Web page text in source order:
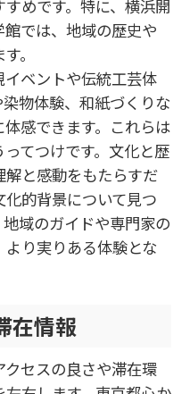
めです。特に、横浜開
では、地域の歴史や
。
ベントや伝統工芸体
物体験、和紙づくりな
感できます。これらは
てつけです。文化と歴
と感動をもたらすだ
的背景について見つ
域のガイドや専門家の
り実りある体験とな
在情報
セスの良さや滞在環